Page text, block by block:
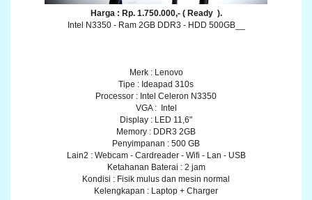
Harga : Rp. 1.750.000,- ( Ready ).
Intel N3350 - Ram 2GB DDR3 - HDD 500GB__
Merk : Lenovo
Tipe : Ideapad 310s
Processor : Intel Celeron N3350
VGA : Intel
Display : LED 11,6"
Memory : DDR3 2GB
Penyimpanan : 500 GB
Lain2 : Webcam - Cardreader - Wifi - Lan - USB
Ketahanan Baterai : 2 jam
Kondisi : Fisik mulus dan mesin normal
Kelengkapan : Laptop + Charger